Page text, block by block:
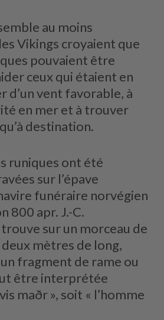
au moins
Vikings croyaient que
pouvaient être
ceux qui étaient en
d’un vent favorable, à
en mer et à trouver
destination.
runiques ont été
sur l’épave
funéraire norvégien
800 apr. J.-C.
trouve sur un morceau de
mètres de long,
fragment de rame ou
être interprétée
maðr », soit « l’homme